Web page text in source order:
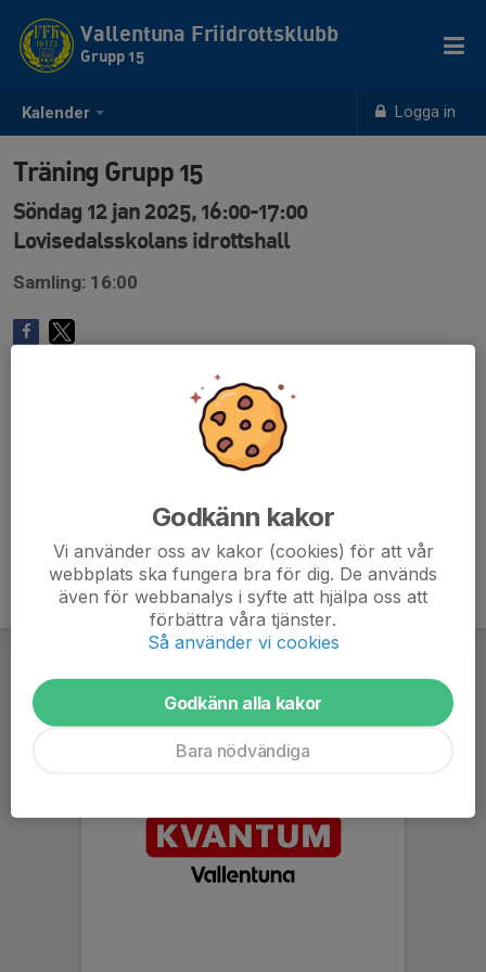
Kalender Logga in
Vallentuna Friidrottsklubb
Grupp 15
Träning Grupp 15
Söndag 12 jan 2025, 16:00-17:00
Lovisedalsskolans idrottshall
Samling: 16:00
Godkänn kakor
Vi använder oss av kakor (cookies) för att vår
webbplats ska fungera bra för dig. De används
även för webbanalys i syfte att hjälpa oss att
förbättra våra tjänster.
Så använder vi cookies
Godkänn alla kakor
Bara nödvändiga